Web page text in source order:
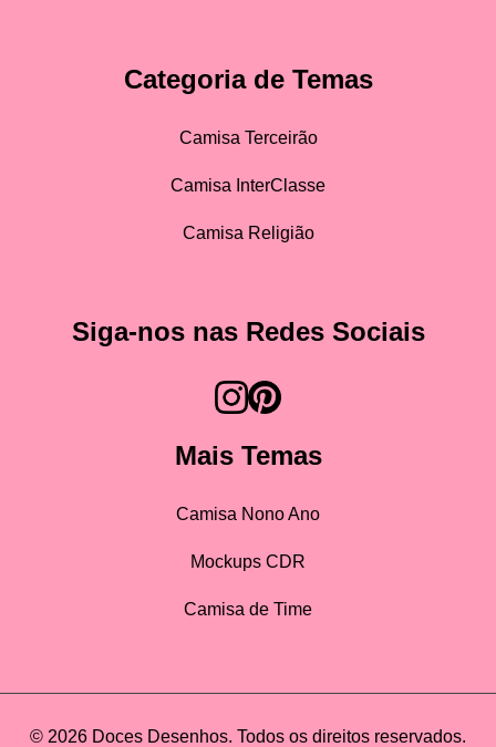
Categoria de Temas
Camisa Terceirão
Camisa InterClasse
Camisa Religião
Siga-nos nas Redes Sociais
Mais Temas
Camisa Nono Ano
Mockups CDR
Camisa de Time
© 2026 Doces Desenhos. Todos os direitos reservados.